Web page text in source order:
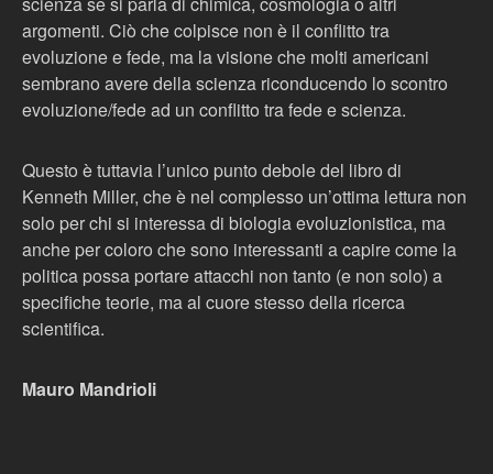
argomenti. Ciò che colpisce non è il conflitto tra
evoluzione e fede, ma la visione che molti americani
sembrano avere della scienza riconducendo lo scontro
evoluzione/fede ad un conflitto tra fede e scienza.
Questo è tuttavia l’unico punto debole del libro di
Kenneth Miller, che è nel complesso un’ottima lettura non
solo per chi si interessa di biologia evoluzionistica, ma
anche per coloro che sono interessanti a capire come la
politica possa portare attacchi non tanto (e non solo) a
specifiche teorie, ma al cuore stesso della ricerca
scientifica.
Mauro Mandrioli